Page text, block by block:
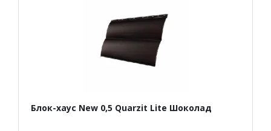
Блок-хаус New 0,5 Quarzit Lite Шоколад